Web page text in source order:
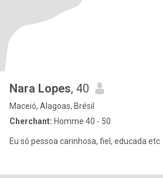
Nara Lopes, 40
Maceió, Alagoas, Brésil
Cherchant: Homme 40 - 50
Eu só pessoa carinhosa, fiel, educada etc